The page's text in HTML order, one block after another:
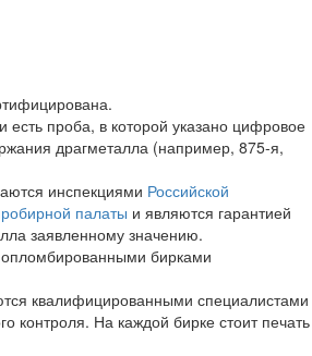
есть проба, в которой указано цифровое
драгметалла (например, 875-я,
инспекциями Российской
палаты и являются гарантией
заявленному значению.
бирками
квалифицированными специалистами
контроля. На каждой бирке стоит печать